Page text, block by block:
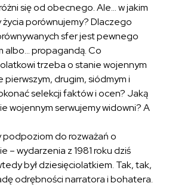
się od obecnego. Ale… w jakim
porównujemy? Dlaczego
sfer jest pewnego
albo… propagandą. Co
trzeba o stanie wojennym
drugim, siódmym i
selekcji faktów i ocen? Jaką
wojennym serwujemy widowni? A
podpoziom do rozważań o
– wydarzenia z 1981 roku dziś
był dziesięciolatkiem. Tak, tak,
odrębności narratora i bohatera.